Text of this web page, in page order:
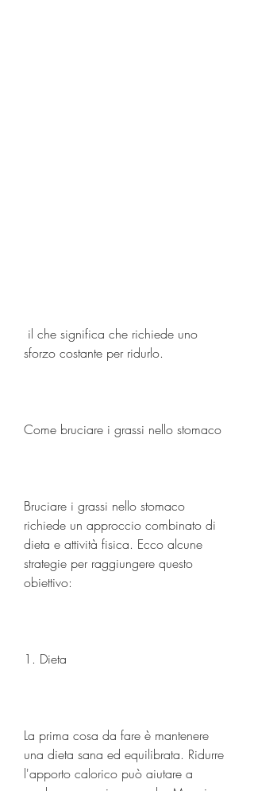
sforzo costante per ridurlo.
Come bruciare i grassi nello stomaco
Bruciare i grassi nello stomaco
richiede un approccio combinato di
dieta e attività fisica. Ecco alcune
strategie per raggiungere questo
obiettivo:
1. Dieta
La prima cosa da fare è mantenere
una dieta sana ed equilibrata. Ridurre
l'apporto calorico può aiutare a